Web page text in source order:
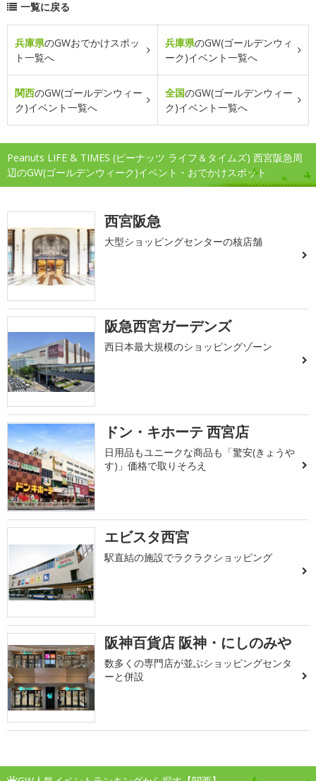
一覧に戻る
兵庫県のGWおでかけスポッ
ト一覧へ
兵庫県のGW(ゴールデンウィ
ーク)イベント一覧へ
関西のGW(ゴールデンウィー
ク)イベント一覧へ
全国のGW(ゴールデンウィー
ク)イベント一覧へ
Peanuts LIFE & TIMES (ピーナッツ ライフ＆タイムズ) 西宮阪急周
辺のGW(ゴールデンウィーク)イベント・おでかけスポット
西宮阪急
大型ショッピングセンターの核店舗
阪急西宮ガーデンズ
西日本最大規模のショッピングゾーン
ドン・キホーテ 西宮店
日用品もユニークな商品も「驚安(きょうや
す)」価格で取りそろえ
エビスタ西宮
駅直結の施設でラクラクショッピング
阪神百貨店 阪神・にしのみや
数多くの専門店が並ぶショッピングセンタ
ーと併設